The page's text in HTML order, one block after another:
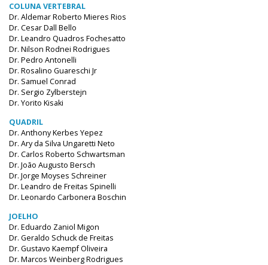
COLUNA VERTEBRAL
Dr. Aldemar Roberto Mieres Rios
Dr. Cesar Dall Bello
Dr. Leandro Quadros Fochesatto
Dr. Nilson Rodnei Rodrigues
Dr. Pedro Antonelli
Dr. Rosalino Guareschi Jr
Dr. Samuel Conrad
Dr. Sergio Zylberstejn
Dr. Yorito Kisaki
QUADRIL
Dr. Anthony Kerbes Yepez
Dr. Ary da Silva Ungaretti Neto
Dr. Carlos Roberto Schwartsman
Dr. João Augusto Bersch
Dr. Jorge Moyses Schreiner
Dr. Leandro de Freitas Spinelli
Dr. Leonardo Carbonera Boschin
JOELHO
Dr. Eduardo Zaniol Migon
Dr. Geraldo Schuck de Freitas
Dr. Gustavo Kaempf Oliveira
Dr. Marcos Weinberg Rodrigues